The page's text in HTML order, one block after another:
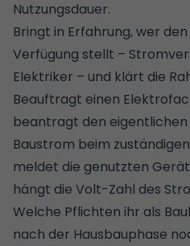
Nutzungsdauer.
Bringt in Erfahrung, wer
Verfügung stellt –
Elektriker – und klärt die
Beauftragt einen
beantragt den eigentlichen
Baustrom beim
meldet die genutzten
hängt die Volt-Zahl des
Welche Pflichten ihr als
nach der Hausbauphase